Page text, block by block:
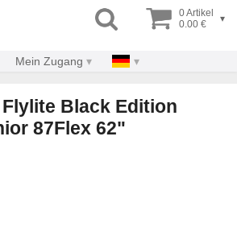
0 Artikel
0.00 €
▾
Mein Zugang
Black Edition
87Flex 62"